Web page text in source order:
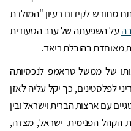
מחודש לקידום רעיון "המולדת
על השפעתה של ערב הסעודית
מאוחדת בהובלת ריאד.
של ממשל טראמפ לנכסיותה
לפלסטינים, כך יקל עליה לאזן
עם ארצות הברית וישראל ובין
הקהל הפנימית. ישראל, מצדה,